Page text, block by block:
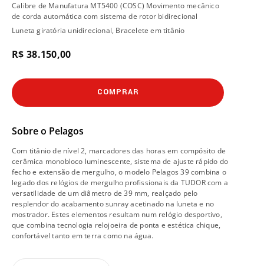
Calibre de Manufatura MT5400 (COSC) Movimento mecânico
de corda automática com sistema de rotor bidirecional
Luneta giratória unidirecional, Bracelete em titânio
R$ 38.150,00
COMPRAR
Sobre o Pelagos
Com titânio de nível 2, marcadores das horas em compósito de
cerâmica monobloco luminescente, sistema de ajuste rápido do
fecho e extensão de mergulho, o modelo Pelagos 39 combina o
legado dos relógios de mergulho profissionais da TUDOR com a
versatilidade de um diâmetro de 39 mm, realçado pelo
resplendor do acabamento sunray acetinado na luneta e no
mostrador. Estes elementos resultam num relógio desportivo,
que combina tecnologia relojoeira de ponta e estética chique,
confortável tanto em terra como na água.